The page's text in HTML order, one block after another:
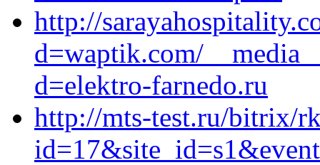
http://
d=waptik.com/
d=elektro-farnedo.ru
http://mts-test.ru/bitrix/